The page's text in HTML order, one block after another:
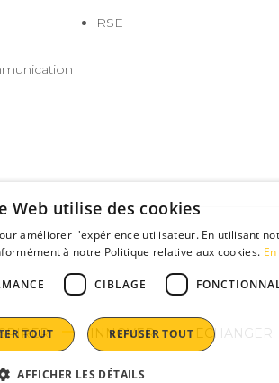
RSE
INNOVER ECHANGER
Web utilise des cookies
améliorer l'expérience utilisateur. En utilisant
à notre Politique relative aux cookies.
CIBLAGE
TOUT REFUSER TOUT
AFFICHER LES DÉTAILS